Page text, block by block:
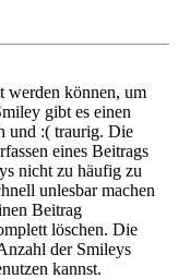
werden können, um
gibt es einen
und :( traurig. Die
eines Beitrags
nicht zu häufig zu
unlesbar machen
Beitrag
löschen. Die
der Smileys
kannst.